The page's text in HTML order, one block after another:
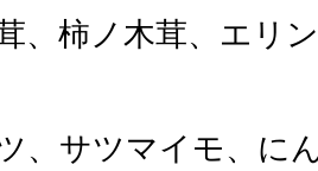
、柿ノ木茸、エリ
、サツマイモ、に